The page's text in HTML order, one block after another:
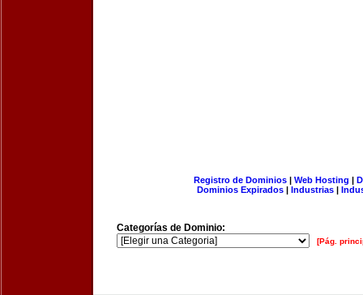
Registro de Dominios| Web Hosting |
Dominios Expirados | Industrias |
Categorías de Dominio:
[Pág.